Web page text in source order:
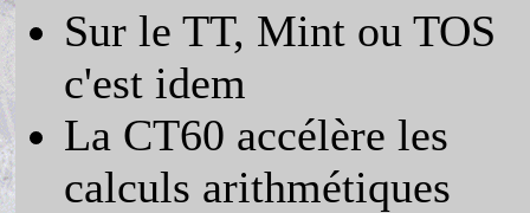
Sur le TT, Mint ou TOS
c'est idem
La CT60 accélère les
calculs arithmétiques